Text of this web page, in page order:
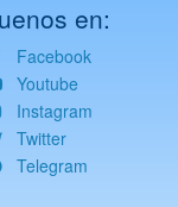
en:
Facebook
Youtube
Instagram
Twitter
Telegram